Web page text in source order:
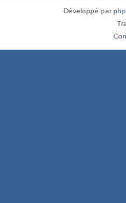
Développé par